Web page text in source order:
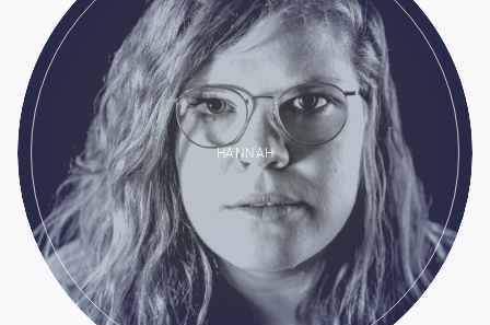
HANNAH